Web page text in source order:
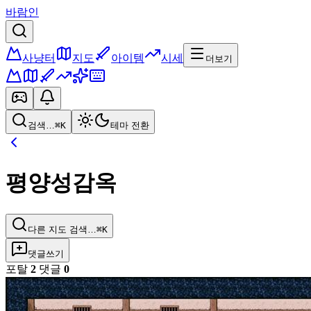
바람인
사냥터 지도 아이템 시세 더보기
검색…⌘K 테마 전환
평양성감옥
다른 지도 검색… ⌘K
댓글쓰기
포탈 2 댓글 0